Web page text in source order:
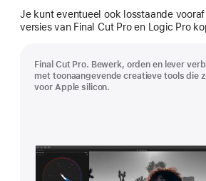
Studio
Je kunt eventueel ook losstaande
versies van Final Cut Pro en Logic Pro
Final Cut Pro. Bewerk, orden en lever
met toonaangevende creatieve tools die
voor Apple silicon.